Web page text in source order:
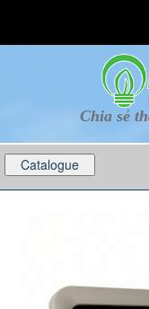
Chia sẻ
Catalogue